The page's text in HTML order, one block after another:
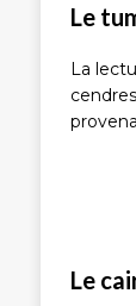
Le
La
Le